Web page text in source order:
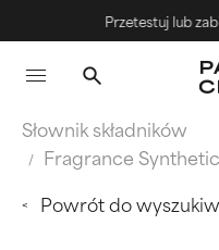
Przetestuj lub
Słownik składników
Fragrance
Powrót do